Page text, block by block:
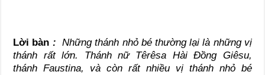
Lời bàn : Những thánh nhỏ bé thường lại là những vị
thánh rất lớn. Thánh nữ Têrêsa Hài Đồng Giêsu,
thánh Faustina, và còn rất nhiều vị thánh nhỏ bé